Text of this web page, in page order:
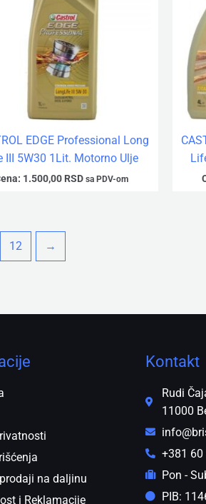
EDGE Professional Long
III 5W30 1Lit. Motorno Ulje
1.500,00 RSD sa PDV-om
12 →
na daljinu
i Reklamacije
Kontakt
Rudi
11000
+381
Pon -
PIB: